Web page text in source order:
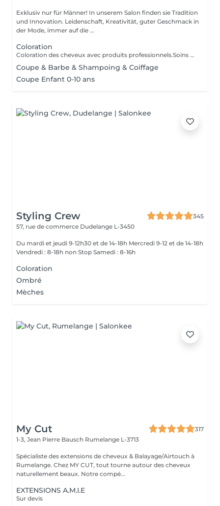
Exklusiv nur für Männer! In unserem Salon finden sie Tradition
und Innovation. Leidenschaft, Kreativität, guter Geschmack in
der Mode, immer auf die ...
Coloration
Coloration des cheveux avec produits professionnels.Soins du cheveux pre et post coloration.
Coupe & Barbe & Shampoing & Coiffage
Coupe Enfant 0-10 ans
Styling Crew
345
57, rue de commerce Dudelange L-3450
Du mardi et jeudi 9-12h30 et de 14-18h Mercredi 9-12 et de 14-18h
Vendredi : 8-18h non Stop Samedi : 8-16h
Coloration
Ombré
Mèches
My Cut
317
1-3, Jean Pierre Bausch Rumelange L-3713
Spécialiste des extensions de cheveux & Balayage/Airtouch à
Rumelange. Chez MY CUT, tout tourne autour des cheveux
naturellement beaux. Notre compé...
EXTENSIONS A.M.I.E
Sur devis